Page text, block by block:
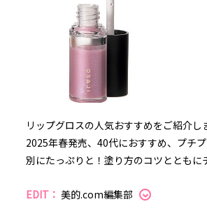
リップグロスの人気おすすめをご紹介
2025年春発売、40代におすすめ、プチ
別にたっぷりと！塗り方のコツとともに
EDIT： 美的.com編集部